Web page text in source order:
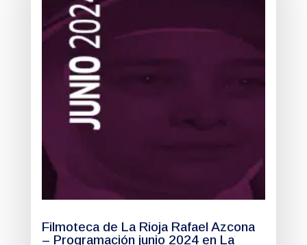
Filmoteca de La Rioja Rafael Azcona
– Programación junio 2024 en La